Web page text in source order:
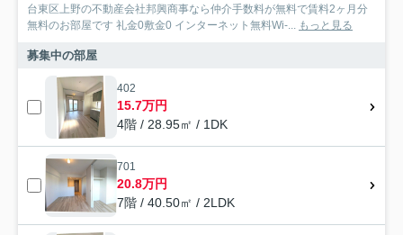
台東区上野の不動産会社邦興商事なら仲介手数料が無料で賃料2ヶ月分
無料のお部屋です 礼金0敷金0 インターネット無料Wi-... もっと見る
募集中の部屋
402
15.7万円
4階 / 28.95㎡ / 1DK
701
20.8万円
7階 / 40.50㎡ / 2LDK